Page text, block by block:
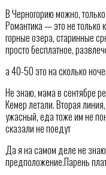
В Черногорию можно,
Романтика — это не только
горные озера, старинные
просто бесплатное,
а 40-50 это на сколько
Не знаю, мама в сентябре
Кемер летали. Вторая
ужасный, еда тоже им не
сказали не поедут
Да я на самом деле не
предположение.Парень